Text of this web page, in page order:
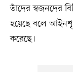
তাঁদের স্বজনদের
হয়েছে বলে
করেছে।